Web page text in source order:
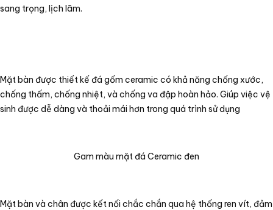
sang trọng, lịch lãm.
Mặt bàn được thiết kế đá gốm ceramic có khả năng chống xước,
chống thấm, chống nhiệt, và chống va đập hoàn hảo. Giúp việc vệ
sinh được dễ dàng và thoải mái hơn trong quá trình sử dụng
Gam màu mặt đá Ceramic đen
Mặt bàn và chân được kết nối chắc chắn qua hệ thống ren vít, đảm